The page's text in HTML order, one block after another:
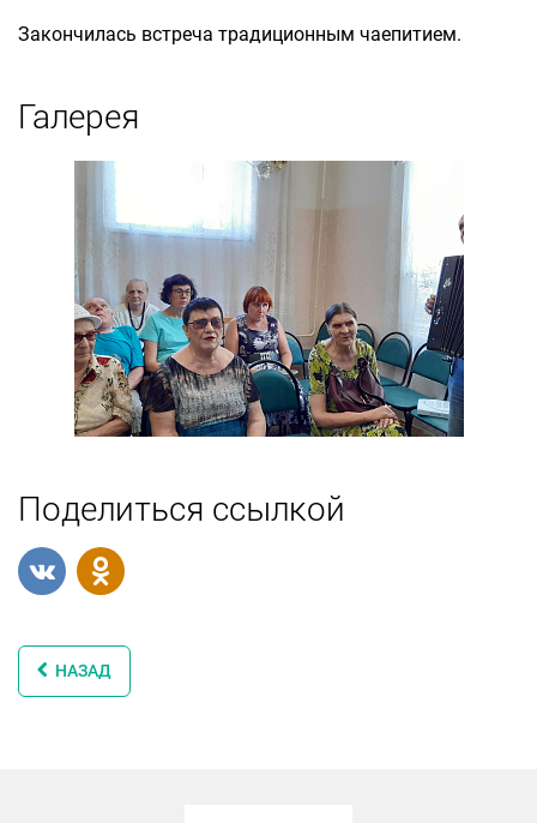
Закончилась встреча традиционным чаепитием.
Галерея
Поделиться ссылкой
НАЗАД